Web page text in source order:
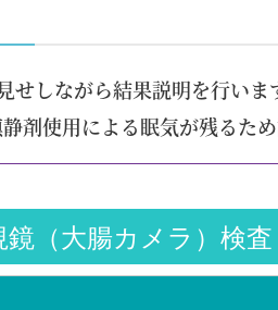
せしながら結果説明を行いま
剤使用による眠気が残るた
鏡（大腸カメラ）検